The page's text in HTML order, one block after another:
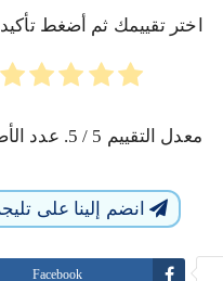
اختر تقييمك ثم أضغط تأكيد
معدل التقييم 5 / 5. عدد الأصوات:
انضم إلينا على
Facebook